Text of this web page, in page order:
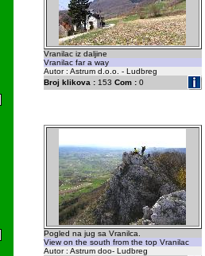
Vranilac iz daljine
Vranilac far a way
Autor : Astrum d.o.o. - Ludbreg
Broj klikova :153 Com :0
Pogled na jug sa Vranilca.
View on the south from the top Vranilac
Autor : Astrum doo- Ludbreg